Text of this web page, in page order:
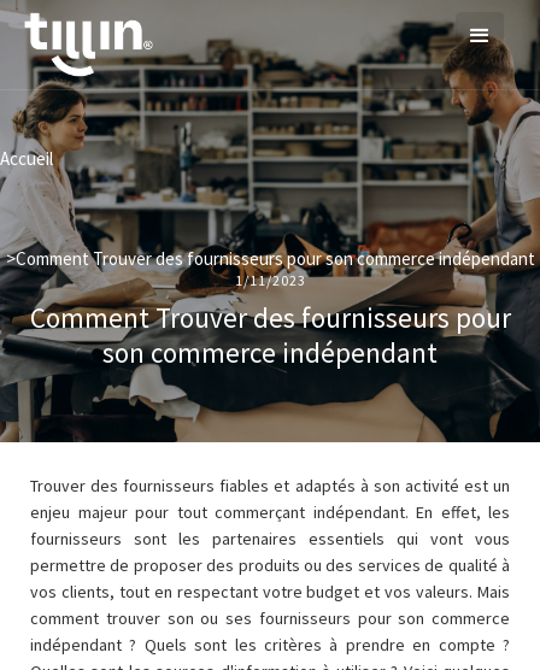
Accueil
>Comment Trouver des fournisseurs pour son commerce indépendant
1/11/2023
Comment Trouver des fournisseurs pour
son commerce indépendant
Trouver des fournisseurs fiables et adaptés à son activité est un
enjeu majeur pour tout commerçant indépendant. En effet, les
fournisseurs sont les partenaires essentiels qui vont vous
permettre de proposer des produits ou des services de qualité à
vos clients, tout en respectant votre budget et vos valeurs. Mais
comment trouver son ou ses fournisseurs pour son commerce
indépendant ? Quels sont les critères à prendre en compte ?